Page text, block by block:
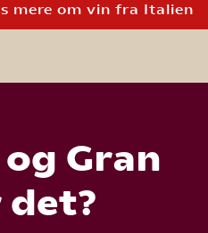
mere om vin fra Italien
Gran
det?